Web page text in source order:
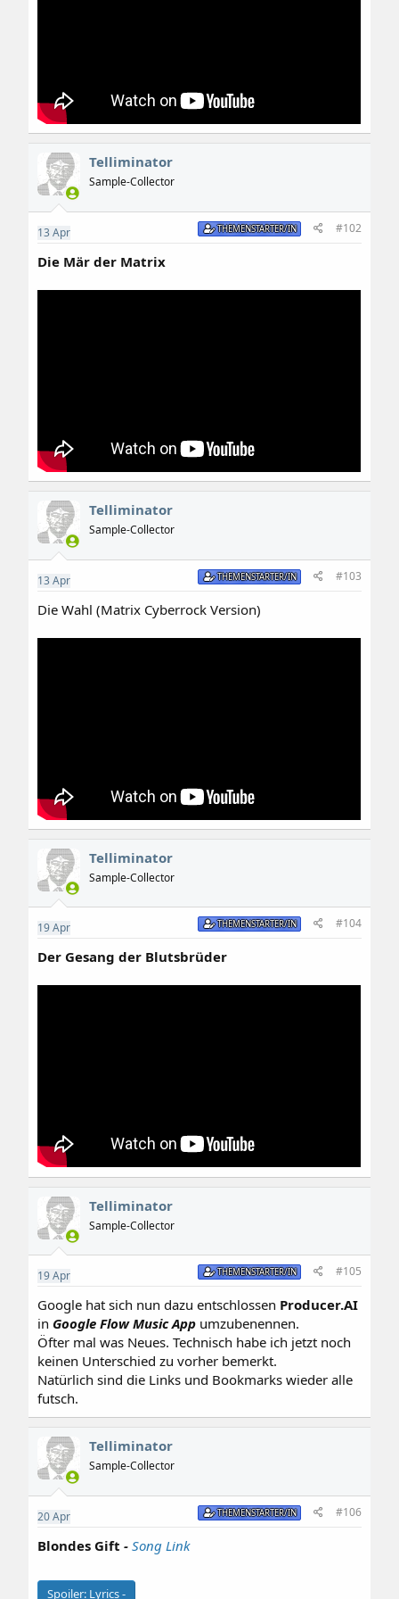
Telliminator
Sample-Collector
13 Apr THEMENSTARTER/IN #102
Die Mär der Matrix
Telliminator
Sample-Collector
13 Apr THEMENSTARTER/IN #103
Die Wahl (Matrix Cyberrock Version)
Telliminator
Sample-Collector
19 Apr THEMENSTARTER/IN #104
Der Gesang der Blutsbrüder
Telliminator
Sample-Collector
19 Apr THEMENSTARTER/IN #105
Google hat sich nun dazu entschlossen Producer.AI
in Google Flow Music App umzubenennen.
Öfter mal was Neues. Technisch habe ich jetzt noch
keinen Unterschied zu vorher bemerkt.
Natürlich sind die Links und Bookmarks wieder alle
futsch.
Telliminator
Sample-Collector
20 Apr THEMENSTARTER/IN #106
Blondes Gift- Song Link
Spoiler: Lyrics -